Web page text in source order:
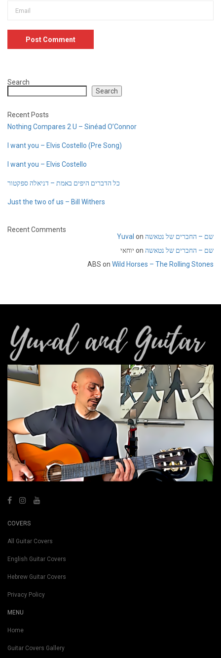
Search
Search
Recent Posts
Nothing Compares 2 U – Sinéad O’Connor
I want you – Elvis Costello (Pre Song)
I want you – Elvis Costello
כל הדברים היפים באמת – דניאלה ספקטור
Just the two of us – Bill Withers
Recent Comments
Yuval on שם – החברים של נטאשה
יוחאי on שם – החברים של נטאשה
ABS on Wild Horses – The Rolling Stones
COVERS
All Guitar Covers
English Guitar Covers
Hebrew Guitar Covers
Privacy Policy
MENU
Home
Guitar Covers Gallery